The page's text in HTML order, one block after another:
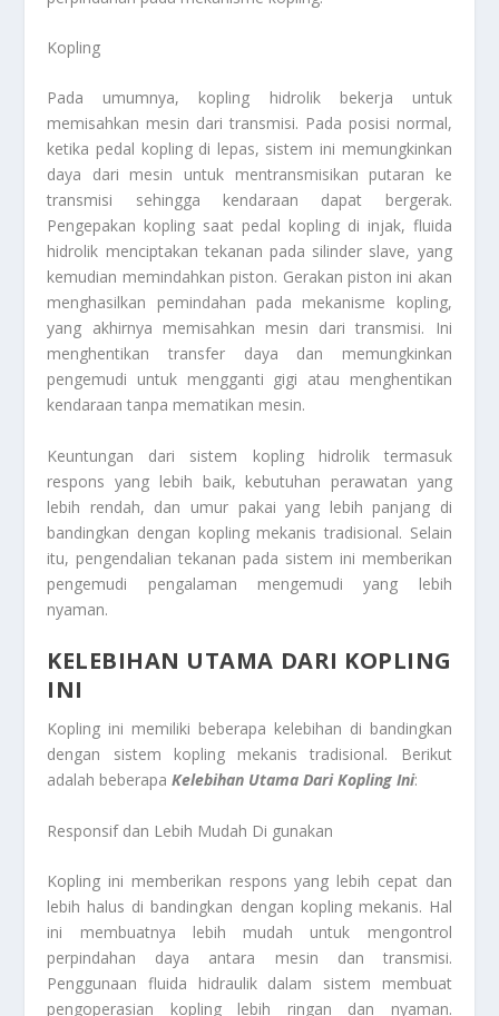
Kopling
Pada umumnya, kopling hidrolik bekerja untuk
memisahkan mesin dari transmisi. Pada posisi normal,
ketika pedal kopling di lepas, sistem ini memungkinkan
daya dari mesin untuk mentransmisikan putaran ke
transmisi sehingga kendaraan dapat bergerak.
Pengepakan kopling saat pedal kopling di injak, fluida
hidrolik menciptakan tekanan pada silinder slave, yang
kemudian memindahkan piston. Gerakan piston ini akan
menghasilkan pemindahan pada mekanisme kopling,
yang akhirnya memisahkan mesin dari transmisi. Ini
menghentikan transfer daya dan memungkinkan
pengemudi untuk mengganti gigi atau menghentikan
kendaraan tanpa mematikan mesin.
Keuntungan dari sistem kopling hidrolik termasuk
respons yang lebih baik, kebutuhan perawatan yang
lebih rendah, dan umur pakai yang lebih panjang di
bandingkan dengan kopling mekanis tradisional. Selain
itu, pengendalian tekanan pada sistem ini memberikan
pengemudi pengalaman mengemudi yang lebih
nyaman.
KELEBIHAN UTAMA DARI KOPLING
INI
Kopling ini memiliki beberapa kelebihan di bandingkan
dengan sistem kopling mekanis tradisional. Berikut
adalah beberapaKelebihan Utama Dari Kopling Ini:
Responsif dan Lebih Mudah Di gunakan
Kopling ini memberikan respons yang lebih cepat dan
lebih halus di bandingkan dengan kopling mekanis. Hal
ini membuatnya lebih mudah untuk mengontrol
perpindahan daya antara mesin dan transmisi.
Penggunaan fluida hidraulik dalam sistem membuat
pengoperasian kopling lebih ringan dan nyaman.